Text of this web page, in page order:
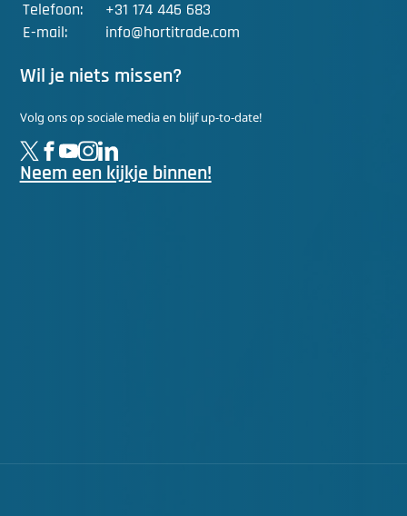
Telefoon:
+31 174 446 683
E-mail:
info@hortitrade.com
Wil je niets missen?
Volg ons op sociale media en blijf up-to-date!
Neem een kijkje binnen!